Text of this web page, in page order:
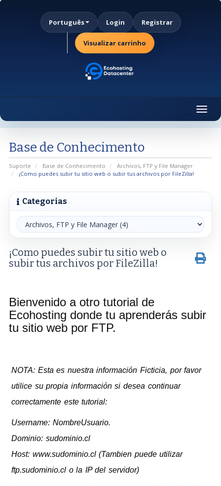
Português Login Registrar
Visualizar carrinho
Base de Conhecimento
Suporte Base de Conhecimento
Archivos, FTP y File Manager
¡Como puedes subir tu sitio web o subir tus archivos por FileZilla!
Categorias
¡Como puedes subir tu sitio web o
subir tus archivos por FileZilla!
Bienvenido a otro tutorial de
Ecohosting donde tu aprenderás subir
tu sitio web por FTP.
NOTA: Esta es nuestra información Ficticia, por favor
utilice su propia información si desea continuar
correctamente este tutorial:
Username: NombreUsuario.
Dominio: sudominio.cl
Host: www.sudominio.cl (Tambien puede utilizar
ftp.sudominio.cl o la IP del servidor)